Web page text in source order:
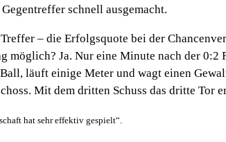
schnell ausgemacht.
– die Erfolgsquote bei der
möglich? Ja. Nur eine Minute nach der
läuft einige Meter und wagt einen
Mit dem dritten Schuss das dritte Tor
hat sehr effektiv gespielt“.